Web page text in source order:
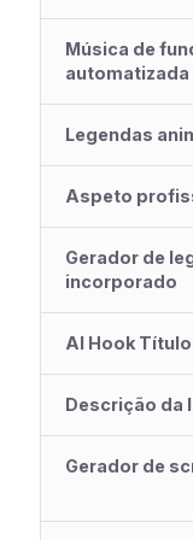
Música de
automatizada
Legendas
Aspeto
Gerador de
incorporado
AI Hook Título
Descrição da
Gerador de